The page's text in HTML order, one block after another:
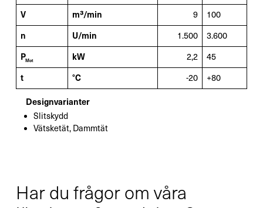
V
m³/min 9
100
n
U/min 1.500
3.600
PMot kW 2,2
45
t
°C -20 +80
Designvarianter
Slitskydd
Vätsketät, Dammtät
Har du frågor om våra